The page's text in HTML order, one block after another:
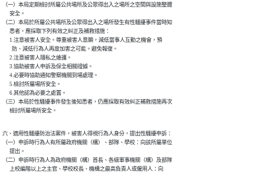
（一）本局定期檢討所屬公共場所及公眾得出入之場所之空間與設施整體
      安全。
（二）本局於所屬公共場所及公眾得出入之場所發生有性騷擾事件當時知
      悉者，應採取下列有效之糾正及補救措施：
      1.注意被害人安全。尊重被害人意願，減低當事人互動之機會，預
        防、減低行為人再度加害之可能。避免報復。
      2.注意被害人隱私之維護。
      3.協助被害人申訴及保全相關證據。
      4.必要時協助通知警察機關到場處理。
      5.檢討所屬場所安全。
      6.其他認為必要之處置。
（三）本局於性騷擾事件發生後知悉者，仍應採取有效糾正補救措施再次
      檢討所屬場所安全。
六、適用性騷擾防治法案件，被害人得視行為人身分，提出性騷擾申訴：
（一）申訴時行為人有所屬政府機關（構）、部隊、學校：向該所屬單位
      提出。
（二）申訴時行為人為政府機關（構）首長、各級軍事機關（構）及部隊
      上校編階以上之主官、學校校長、機構之最高負責人或僱用人：向